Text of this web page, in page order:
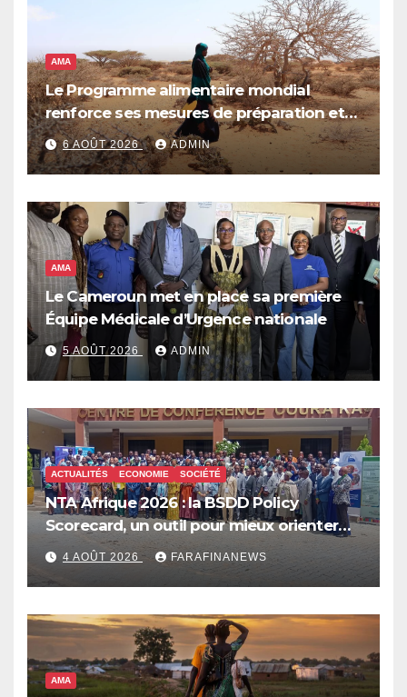
AMA
Le Programme alimentaire mondial
renforce ses mesures de préparation et
de réponse face à la menace d’El Niño,
qui pourrait plonger des dizaines de
alimentaire aiguë
6 AOÛT 2026 ADMIN
AMA
Le Cameroun met en place sa première
Équipe Médicale d’Urgence nationale
5 AOÛT 2026 ADMIN
ACTUALITÉS ECONOMIE SOCIÉTÉ
NTA Afrique 2026 : la BSDD Policy
Scorecard, un outil pour mieux orienter
les dépenses publiques
4 AOÛT 2026 FARAFINANEWS
AMA